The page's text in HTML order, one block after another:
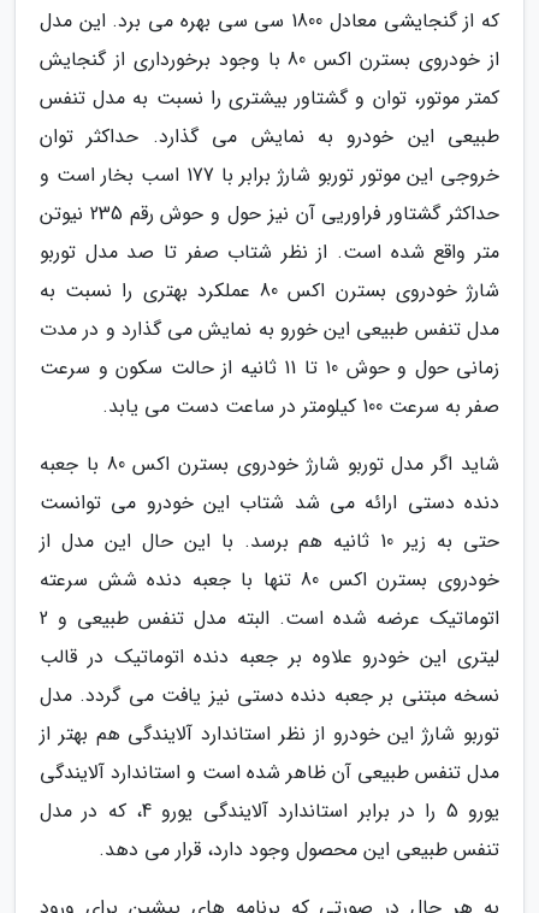
که از گنجایشی معادل 1800 سی سی بهره می برد. این مدل
از خودروی بسترن اکس 80 با وجود برخورداری از گنجایش
کمتر موتور، توان و گشتاور بیشتری را نسبت به مدل تنفس
طبیعی این خودرو به نمایش می گذارد. حداکثر توان
خروجی این موتور توربو شارژ برابر با 177 اسب بخار است و
حداکثر گشتاور فراوریی آن نیز حول و حوش رقم 235 نیوتن
متر واقع شده است. از نظر شتاب صفر تا صد مدل توربو
شارژ خودروی بسترن اکس 80 عملکرد بهتری را نسبت به
مدل تنفس طبیعی این خورو به نمایش می گذارد و در مدت
زمانی حول و حوش 10 تا 11 ثانیه از حالت سکون و سرعت
صفر به سرعت 100 کیلومتر در ساعت دست می یابد.
شاید اگر مدل توربو شارژ خودروی بسترن اکس 80 با جعبه
دنده دستی ارائه می شد شتاب این خودرو می توانست
حتی به زیر 10 ثانیه هم برسد. با این حال این مدل از
خودروی بسترن اکس 80 تنها با جعبه دنده شش سرعته
اتوماتیک عرضه شده است. البته مدل تنفس طبیعی و 2
لیتری این خودرو علاوه بر جعبه دنده اتوماتیک در قالب
نسخه مبتنی بر جعبه دنده دستی نیز یافت می گردد. مدل
توربو شارژ این خودرو از نظر استاندارد آلایندگی هم بهتر از
مدل تنفس طبیعی آن ظاهر شده است و استاندارد آلایندگی
یورو 5 را در برابر استاندارد آلایندگی یورو 4، که در مدل
تنفس طبیعی این محصول وجود دارد، قرار می دهد.